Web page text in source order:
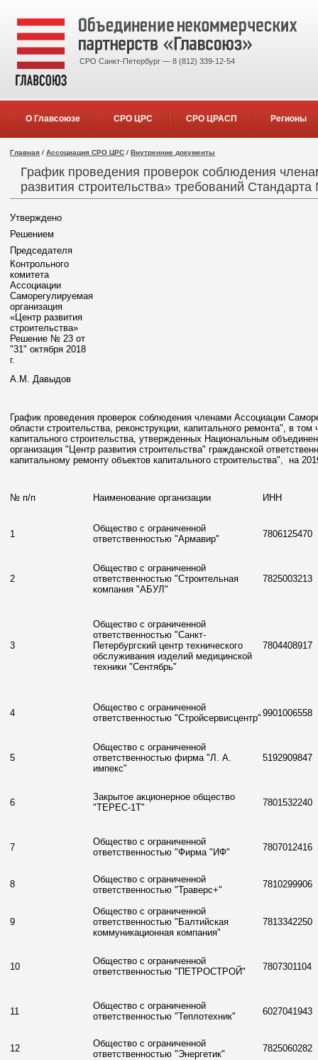
СРО Санкт-Петербург — 8 (812) 339-12-54
О Главсоюзе СРО ЦРС СРО ЦРАСП Регионы
Главная / Ассоциация СРО ЦРС / Внутренние документы
График проведения проверок соблюдения
развития строительства» требований
Утверждено
Решением
Председателя
Контрольного
комитета
Ассоциации
Саморегулируемая
организация
«Центр развития
строительства»
Решение № 23 от
"31" октября 2018
г.
А.М. Давыдов
График проведения проверок соблюдения членами Ассоциации
области строительства, реконструкции, капитального ремонта", в
капитального строительства, утвержденных Национальным
организация "Центр развития строительства" гражданской
капитальному ремонту объектов капитального строительства", на
№ п/п Наименование организации ИНН
1
Общество с ограниченной
ответственностью "Армавир"
7806125470
2
Общество с ограниченной
ответственностью "Строительная
компания "АБУЛ"
7825003213
3
Общество с ограниченной
ответственностью "Санкт-
Петербургский центр технического
обслуживания изделий медицинской
техники "Сентябрь"
7804408917
4
Общество с ограниченной
ответственностью "Стройсервисцентр" 9901006558
5
Общество с ограниченной
ответственностью фирма "Л. А.
импекс"
5192909847
6
Закрытое акционерное общество
"ТЕРЕС-1Т"
7801532240
7
Общество с ограниченной
ответственностью "Фирма "ИФ"
7807012416
8
Общество с ограниченной
ответственностью "Траверс+"
7810299906
9
Общество с ограниченной
ответственностью "Балтийская
коммуникационная компания"
7813342250
10
Общество с ограниченной
ответственностью "ПЕТРОСТРОЙ"
7807301104
11
Общество с ограниченной
ответственностью "Теплотехник"
6027041943
12
Общество с ограниченной
ответственностью "Энергетик"
7825060282